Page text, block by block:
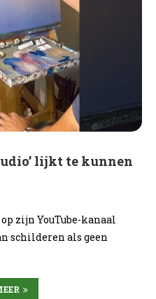
lijkt te kunnen
zijn YouTube-kanaal
schilderen als geen